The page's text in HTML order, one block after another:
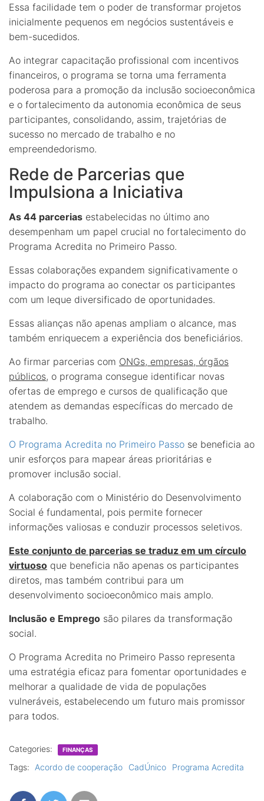
Essa facilidade tem o poder de transformar projetos
inicialmente pequenos em negócios sustentáveis e
bem-sucedidos.
Ao integrar capacitação profissional com incentivos
financeiros, o programa se torna uma ferramenta
poderosa para a promoção da inclusão socioeconômica
e o fortalecimento da autonomia econômica de seus
participantes, consolidando, assim, trajetórias de
sucesso no mercado de trabalho e no
empreendedorismo.
Rede de Parcerias que
Impulsiona a Iniciativa
As 44 parcerias estabelecidas no último ano
desempenham um papel crucial no fortalecimento do
Programa Acredita no Primeiro Passo.
Essas colaborações expandem significativamente o
impacto do programa ao conectar os participantes
com um leque diversificado de oportunidades.
Essas alianças não apenas ampliam o alcance, mas
também enriquecem a experiência dos beneficiários.
Ao firmar parcerias com ONGs, empresas, órgãos
públicos, o programa consegue identificar novas
ofertas de emprego e cursos de qualificação que
atendem as demandas específicas do mercado de
trabalho.
O Programa Acredita no Primeiro Passo se beneficia ao
unir esforços para mapear áreas prioritárias e
promover inclusão social.
A colaboração com o Ministério do Desenvolvimento
Social é fundamental, pois permite fornecer
informações valiosas e conduzir processos seletivos.
Este conjunto de parcerias se traduz em um círculo
virtuoso que beneficia não apenas os participantes
diretos, mas também contribui para um
desenvolvimento socioeconômico mais amplo.
Inclusão e Emprego são pilares da transformação
social.
O Programa Acredita no Primeiro Passo representa
uma estratégia eficaz para fomentar oportunidades e
melhorar a qualidade de vida de populações
vulneráveis, estabelecendo um futuro mais promissor
para todos.
Categories: FINANÇAS
Tags: Acordo de cooperação CadÚnico Programa Acredita